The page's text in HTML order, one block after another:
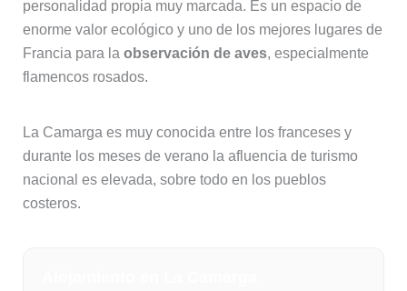
personalidad propia muy marcada. Es un espacio de
enorme valor ecológico y uno de los mejores lugares de
Francia para la observación de aves, especialmente
flamencos rosados.
La Camarga es muy conocida entre los franceses y
durante los meses de verano la afluencia de turismo
nacional es elevada, sobre todo en los pueblos
costeros.